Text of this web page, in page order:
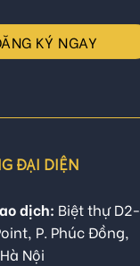
ĐẠI DIỆN
dịch: Biệt thự D2-
P. Phúc Đồng,
Nội